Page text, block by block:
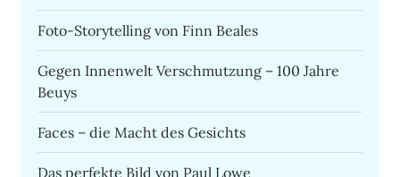
Foto-Storytelling von Finn Beales
Gegen Innenwelt Verschmutzung – 100 Jahre
Beuys
Faces – die Macht des Gesichts
Das perfekte Bild von Paul Lowe